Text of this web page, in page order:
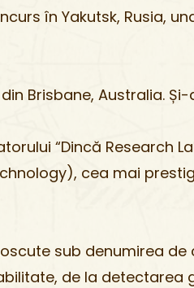
în Yakutsk, Rusia,
Brisbane, Australia.
“Dincă Research
cea mai
sub denumirea de
de la detectarea